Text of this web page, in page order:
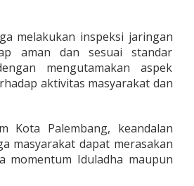
melakukan inspeksi jaringan
aman dan sesuai standar
mengutamakan aspek
aktivitas masyarakat dan
Kota Palembang, keandalan
masyarakat dapat merasakan
momentum Iduladha maupun